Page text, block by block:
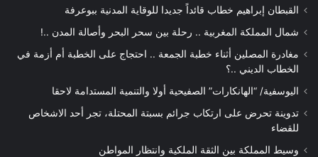
القبطان إبراهيم خطاب قائداً جديدا للوقاية المدنية ببوعرفة
شمال المملكة المغربية .. رحلة بين سحر البحر وأصالة المدن ..!
مغادرة المصلين أثناء خطبة الجمعة .. احتجاج على الخطبة أم أزمة في
الخطاب الديني ..؟
اليوسفية/ “الهانكارات” الصفيحية أولا والتنمية المستدامة لاحقا
تدوينة تحرض على ارتكاب جرائم بسبتة المحتلة، تجر أحد الاشخاص
للقضاء
وسيط المملكة بين الثقة الملكية وانتظار المواطن